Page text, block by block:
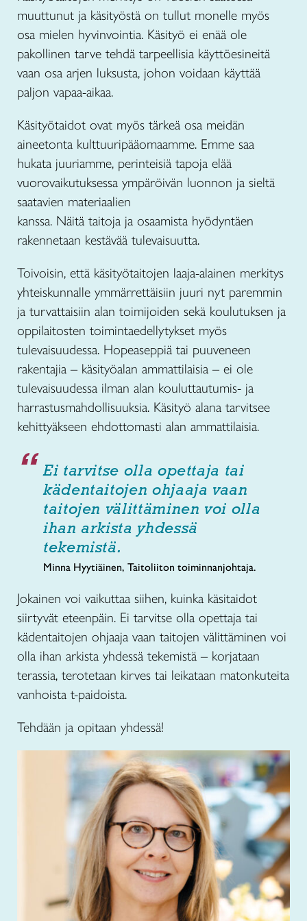
muuttunut ja käsityöstä on tullut monelle myös
osa mielen hyvinvointia. Käsityö ei enää ole
pakollinen tarve tehdä tarpeellisia käyttöesineitä
vaan osa arjen luksusta, johon voidaan käyttää
paljon vapaa-aikaa.
Käsityötaidot ovat myös tärkeä osa meidän
aineetonta kulttuuripääomaamme. Emme saa
hukata juuriamme, perinteisiä tapoja elää
vuorovaikutuksessa ympäröivän luonnon ja sieltä
saatavien materiaalien
kanssa. Näitä taitoja ja osaamista hyödyntäen
rakennetaan kestävää tulevaisuutta.
Toivoisin, että käsityötaitojen laaja-alainen merkitys
yhteiskunnalle ymmärrettäisiin juuri nyt paremmin
ja turvattaisiin alan toimijoiden sekä koulutuksen ja
oppilaitosten toimintaedellytykset myös
tulevaisuudessa. Hopeaseppiä tai puuveneen
rakentajia – käsityöalan ammattilaisia – ei ole
tulevaisuudessa ilman alan kouluttautumis- ja
harrastusmahdollisuuksia. Käsityö alana tarvitsee
kehittyäkseen ehdottomasti alan ammattilaisia.
Ei tarvitse olla opettaja tai
kädentaitojen ohjaaja vaan
taitojen välittäminen voi olla
ihan arkista yhdessä
tekemistä.
Minna Hyytiäinen, Taitoliiton toiminnanjohtaja.
Jokainen voi vaikuttaa siihen, kuinka käsitaidot
siirtyvät eteenpäin. Ei tarvitse olla opettaja tai
kädentaitojen ohjaaja vaan taitojen välittäminen voi
olla ihan arkista yhdessä tekemistä – korjataan
terassia, terotetaan kirves tai leikataan matonkuteita
vanhoista t-paidoista.
Tehdään ja opitaan yhdessä!